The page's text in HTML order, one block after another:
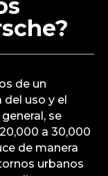
de un
uso y el
se
a 30,000
de manera
urbanos